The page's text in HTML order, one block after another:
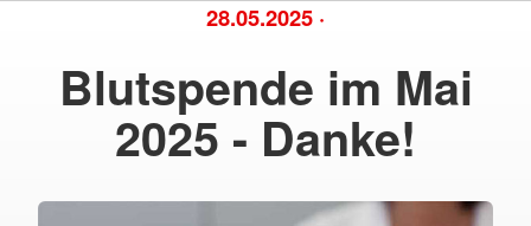
28.05.2025 ·
Blutspende im Mai
2025 - Danke!